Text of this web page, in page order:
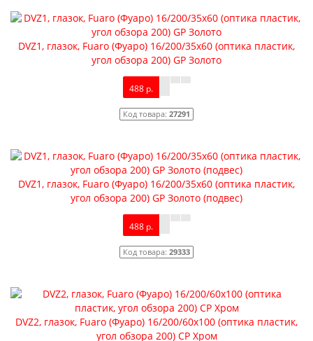
DVZ1, глазок, Fuaro (Фуаро) 16/200/35x60 (оптика пластик,
угол обзора 200) GP Золото
488 р.
Код товара: 27291
DVZ1, глазок, Fuaro (Фуаро) 16/200/35x60 (оптика пластик,
угол обзора 200) GP Золото (подвес)
488 р.
Код товара: 29333
DVZ2, глазок, Fuaro (Фуаро) 16/200/60x100 (оптика пластик,
угол обзора 200) CP Хром